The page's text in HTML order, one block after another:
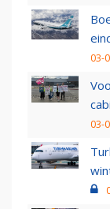
03-
03-